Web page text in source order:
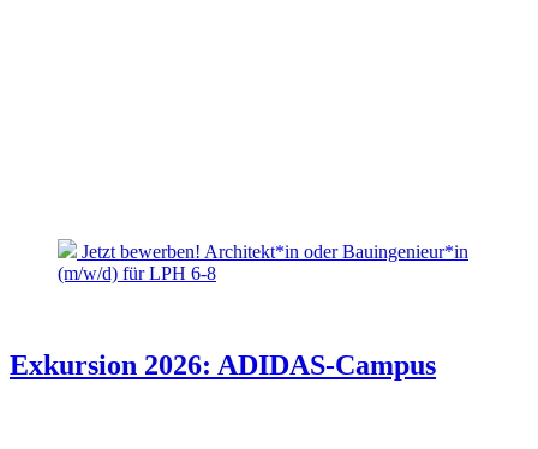
Jetzt bewerben! Architekt*in oder Bauingenieur*in
(m/w/d) für LPH 6-8
Exkursion 2026: ADIDAS-Campus